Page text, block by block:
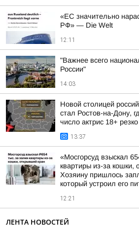
«ЕС значительно
РФ» — Die Welt
12:11
"Важнее всего
России"
14:03
Новой столицей
стал Ростов-на-Дону,
число актрис 18+
13:37
«Мосгорсуд взыскал
квартиры из-за кошки,
Хозяину пришлось
который устроил его
12:21
ЛЕНТА НОВОСТЕЙ